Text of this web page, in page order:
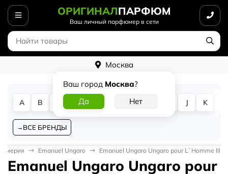
ОРИГИНАЛПАРФЮМ
Ваш личный парфюмер в сети
Москва
Ваш город Москва?
A B D G J K
ВСЕ БРЕНДЫ
Emanuel Ungaro Emanuel Ungaro Ungaro pour L`Homme III
Emanuel Ungaro Ungaro pour